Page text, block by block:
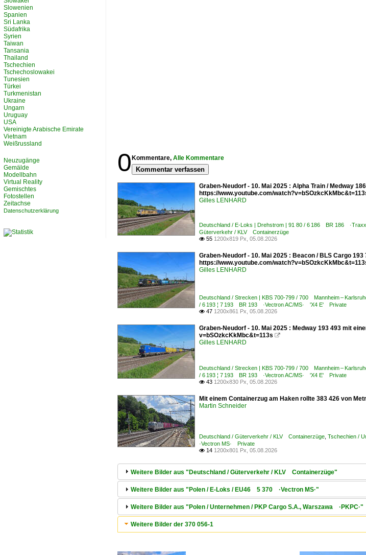
0 Kommentare, Alle Kommentare
Kommentar verfassen
Graben-Neudorf - 10. Mai 2025 : Alpha Train / Medway
https://www.youtube.com/
Gilles LENHARD
Deutschland / E-Loks | Drehstrom | 91 80 / 6 186 BR 186 ·Traxx
Güterverkehr / KLV Containerzüge
 55 1200x819 Px, 05.08.2026
Graben-Neudorf - 10. Mai 2025 : Beacon / BLS Cargo
https://www.youtube.com/
Gilles LENHARD
Deutschland / Strecken | KBS 700-799 / 700 Mannheim –
/ 6 193 ¦ 7 193 BR 193 ·Vectron AC/MS· 'X4 E' Private
 47 1200x861 Px, 05.08.2026
Graben-Neudorf - 10. Mai 2025 : Medway 193 493 mit
v=bSOzkcKkMbc&t=113s 
Gilles LENHARD
Deutschland / Strecken | KBS 700-799 / 700 Mannheim –
/ 6 193 ¦ 7 193 BR 193 ·Vectron AC/MS· 'X4 E' Private
 43 1200x830 Px, 05.08.2026
Mit einem Containerzug am Haken rollte 383 426 von
Martin Schneider
Deutschland / Güterverkehr / KLV Containerzüge Tschechien /
·Vectron MS· Private
 14 1200x801 Px, 05.08.2026
Weitere Bilder aus "Deutschland / Güterverkehr / KLV Containerzüge"
Weitere Bilder aus "Polen / E-Loks / EU46 5 370 ·Vectron MS·"
Weitere Bilder aus "Polen / Unternehmen / PKP Cargo S.A., Warszawa ·PKPC·"
Weitere Bilder der 370 056-1
Slowenien
Spanien
Sri Lanka
Südafrika
Syrien
Taiwan
Tansania
Thailand
Tschechien
Tschechoslowakei
Tunesien
Türkei
Turkmenistan
Ukraine
Ungarn
Uruguay
USA
Vereinigte Arabische Emirate
Vietnam
Weißrussland
Neuzugänge
Gemälde
Modellbahn
Virtual Reality
Gemischtes
Fotostellen
Zeitachse
Datenschutzerklärung